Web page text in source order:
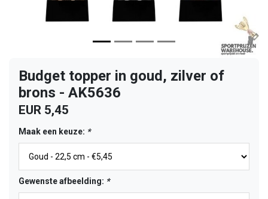
Budget topper in goud, zilver of
brons - AK5636
EUR 5,45
Maak een keuze: *
Gewenste afbeelding: *